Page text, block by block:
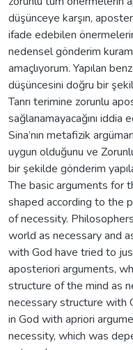
düşünceye karşın,
ifade edebilen
nedensel gönderim
amaçlıyorum. Yapılan
düşüncesini doğru bir
Tanrı terimine zorunlu
sağlanamayacağını iddia
Sina’nın metafizik
uygun olduğunu ve
bir şekilde gönderim
The basic arguments for
shaped according to the
of necessity.
world as necessary and
with God have tried to
aposteriori arguments,
structure of the mind as
necessary structure with
in God with apriori
necessity, which was